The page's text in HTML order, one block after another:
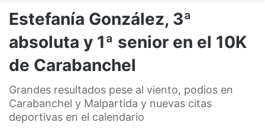
Estefanía González, 3ª
absoluta y 1ª senior en el 10K
de Carabanchel
Grandes resultados pese al viento, podios en
Carabanchel y Malpartida y nuevas citas
deportivas en el calendario